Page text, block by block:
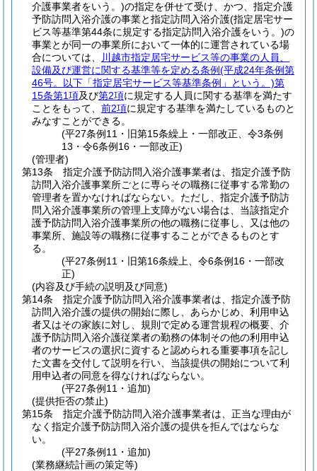
介護事業者をいう。)の指定を併せて受け、かつ、指定介護
予防訪問入浴介護の事業と指定訪問入浴介護(指定居宅サー
ビス等基準第44条に規定する指定訪問入浴介護をいう。)の
事業とが同一の事業所において一体的に運営されている場
合については、
川越市指定居宅サービス等の事業の人員、
設備及び運営に関する基準等を定める条例(平成24年条例第
46号。以下「指定居宅サービス等基準条例」という。)第
15条第1項及び第2項に規定する人員に関する基準を満たす
ことをもって、 前2項に規定する基準を満たしているものと
みなすことができる。
(平27条例11・旧第15条繰上・一部改正、令3条例
13・令6条例16・一部改正)
(管理者)
第13条
指定介護予防訪問入浴介護事業者は、指定介護予防
訪問入浴介護事業所ごとに専らその職務に従事する常勤の
管理者を置かなければならない。 ただし、指定介護予防訪
問入浴介護事業所の管理上支障がない場合は、当該指定介
護予防訪問入浴介護事業所の他の職務に従事し、又は他の
事業所、施設等の職務に従事することができるものとす
る。
(平27条例11・旧第16条繰上、令6条例16・一部改
正)
(内容及び手続の説明及び同意)
第14条
指定介護予防訪問入浴介護事業者は、指定介護予防
訪問入浴介護の提供の開始に際し、あらかじめ、利用申込
者又はその家族に対し、規則で定める運営規程の概要、介
護予防訪問入浴介護従業者の勤務の体制その他の利用申込
者のサービスの選択に資すると認められる重要事項を記し
た文書を交付して説明を行い、当該提供の開始について利
用申込者の同意を得なければならない。
(平27条例11・追加)
(提供拒否の禁止)
第15条
指定介護予防訪問入浴介護事業者は、正当な理由が
なく指定介護予防訪問入浴介護の提供を拒んではならな
い。
(平27条例11・追加)
(業務継続計画の策定等)